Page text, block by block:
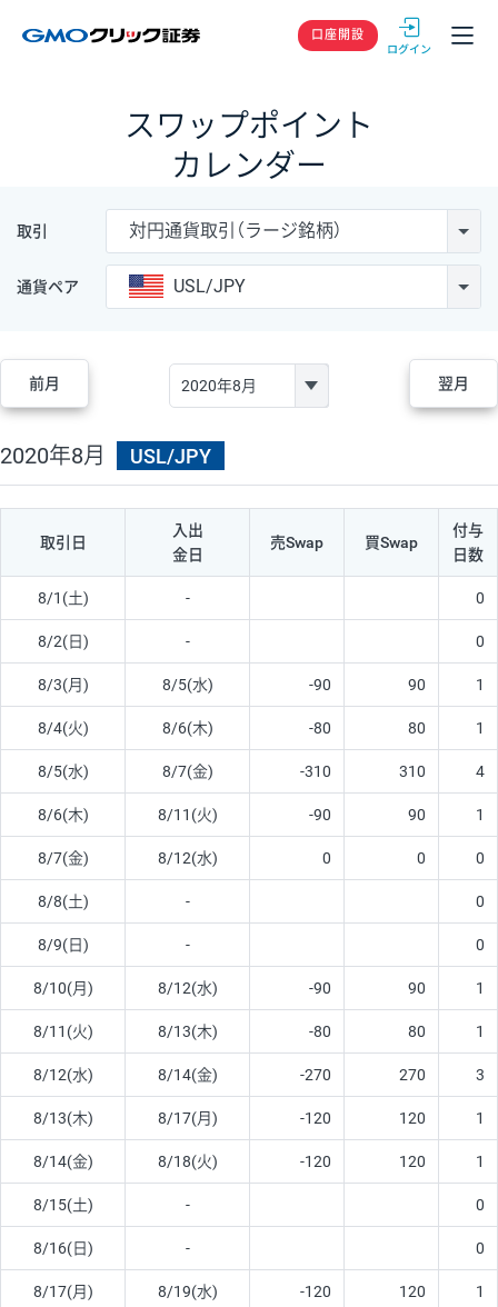
GMOクリック
口座開設
スワップポイント
カレンダー
取引 対円通貨取引（ラージ銘柄）
通貨ペア USL/JPY
前月 翌月
2020年8月 USL/JPY
取引日
入出
金日
売Swap 買Swap
付与
日数
8/1(土) - 0
8/2(日) - 0
8/3(月) 8/5(水) -90 90 1
8/4(火) 8/6(木) -80 80 1
8/5(水) 8/7(金) -310 310 4
8/6(木) 8/11(火) -90 90 1
8/7(金) 8/12(水) 0 0 0
8/8(土) - 0
8/9(日) - 0
8/10(月) 8/12(水) -90 90 1
8/11(火) 8/13(木) -80 80 1
8/12(水) 8/14(金) -270 270 3
8/13(木) 8/17(月) -120 120 1
8/14(金) 8/18(火) -120 120 1
8/15(土) - 0
8/16(日) - 0
8/17(月) 8/19(水) -120 120 1